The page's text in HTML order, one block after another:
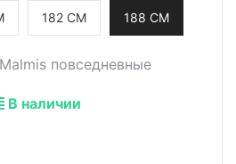
182 СМ 188 СМ
повседневные
В наличии